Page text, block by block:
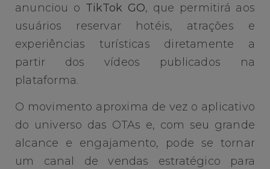
anunciou o TikTok GO, que permitirá aos
usuários reservar hotéis, atrações e
experiências turísticas diretamente a
partir dos vídeos publicados na
plataforma.
O movimento aproxima de vez o aplicativo
do universo das OTAs e, com seu grande
alcance e engajamento, pode se tornar
um canal de vendas estratégico para